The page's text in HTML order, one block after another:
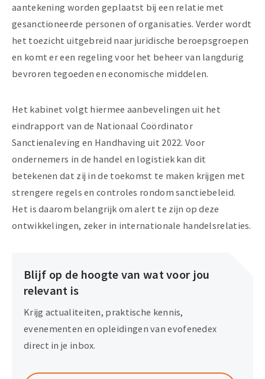
aantekening worden geplaatst bij een relatie met
gesanctioneerde personen of organisaties. Verder wordt
het toezicht uitgebreid naar juridische beroepsgroepen
en komt er een regeling voor het beheer van langdurig
bevroren tegoeden en economische middelen.
Het kabinet volgt hiermee aanbevelingen uit het
eindrapport van de Nationaal Coördinator
Sanctienaleving en Handhaving uit 2022. Voor
ondernemers in de handel en logistiek kan dit
betekenen dat zij in de toekomst te maken krijgen met
strengere regels en controles rondom sanctiebeleid.
Het is daarom belangrijk om alert te zijn op deze
ontwikkelingen, zeker in internationale handelsrelaties.
Blijf op de hoogte van wat voor jou
relevant is
Krijg actualiteiten, praktische kennis,
evenementen en opleidingen van evofenedex
direct in je inbox.